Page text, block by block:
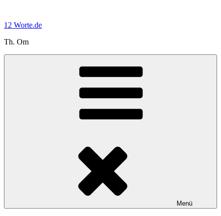
springen
12 Worte.de
Th. Om
Menü